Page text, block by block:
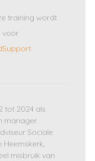
training wordt
voor
.
tot 2024 als
manager
Sociale
Heemskerk,
misbruik van